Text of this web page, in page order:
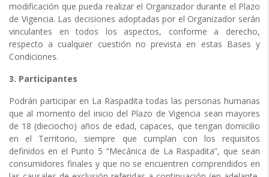
modificación que pueda realizar el Organizador durante el Plazo
de Vigencia. Las decisiones adoptadas por el Organizador serán
vinculantes en todos los aspectos, conforme a derecho,
respecto a cualquier cuestión no prevista en estas Bases y
Condiciones.
3. Participantes
Podrán participar en La Raspadita todas las personas humanas
que al momento del inicio del Plazo de Vigencia sean mayores
de 18 (dieciocho) años de edad, capaces, que tengan domicilio
en el Territorio, siempre que cumplan con los requisitos
definidos en el Punto 5 “Mecánica de La Raspadita”, que sean
consumidores finales y que no se encuentren comprendidos en